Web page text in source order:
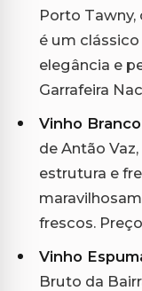
Porto
é um
elegância e
Garrafeira
Vinho
de Antão
estrutura e
frescos.
Vinho
Bruto da